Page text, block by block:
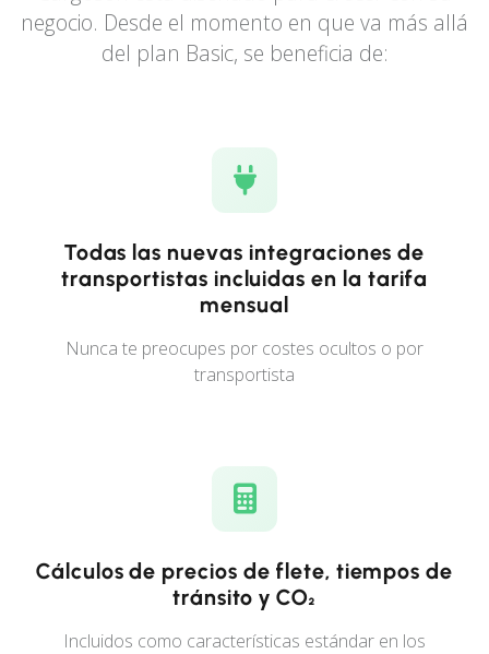
negocio. Desde el momento en que va más allá
del plan Basic, se beneficia de:
Todas las nuevas integraciones de
transportistas incluidas en la tarifa
mensual
Nunca te preocupes por costes ocultos o por
transportista
Cálculos de precios de flete, tiempos de
tránsito y CO₂
Incluidos como características estándar en los